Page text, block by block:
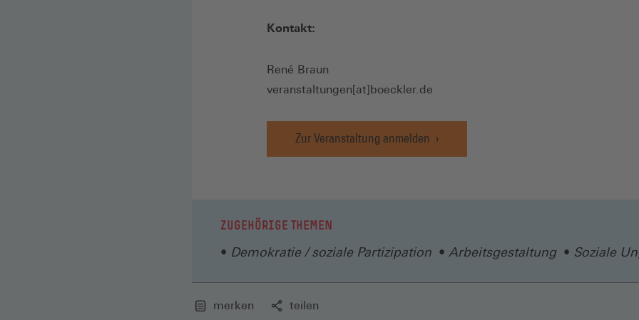
Kontakt:
René Braun
veranstaltungen[at]boeckler.de
Zur Veranstaltung anmelden
ZUGEHÖRIGE THEMEN
Demokratie / soziale Partizipation Arbeitsgestaltung Soziale
merken teilen